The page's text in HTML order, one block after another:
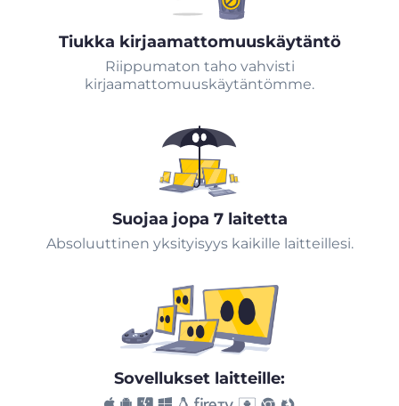
Tiukka kirjaamattomuuskäytäntö
Riippumaton taho vahvisti
kirjaamattomuuskäytäntömme.
Suojaa jopa 7 laitetta
Absoluuttinen yksityisyys kaikille laitteillesi.
Sovellukset laitteille: